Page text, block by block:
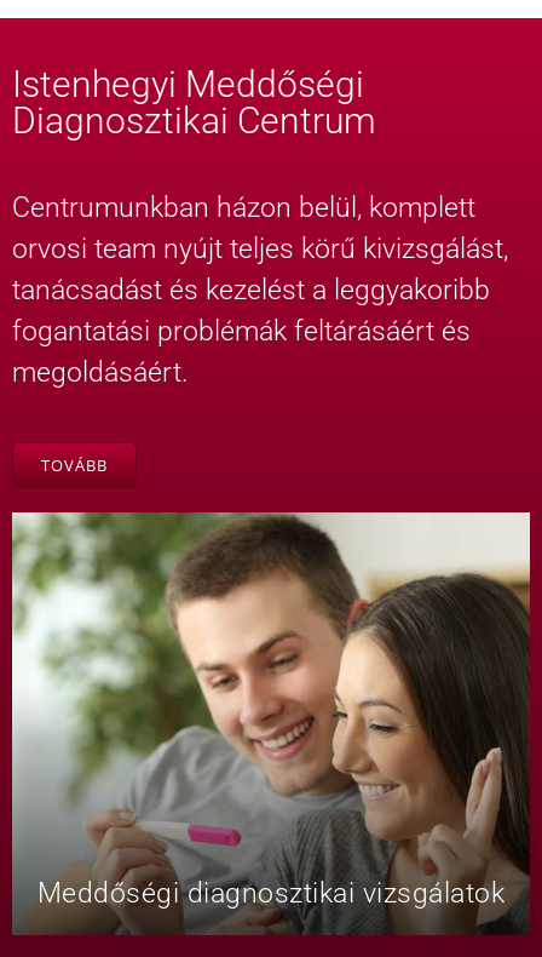
Istenhegyi Meddőségi
Diagnosztikai Centrum
Centrumunkban házon belül, komplett
orvosi team nyújt teljes körű kivizsgálást,
tanácsadást és kezelést a leggyakoribb
fogantatási problémák feltárásáért és
megoldásáért.
TOVÁBB
Meddőségi diagnosztikai vizsgálatok